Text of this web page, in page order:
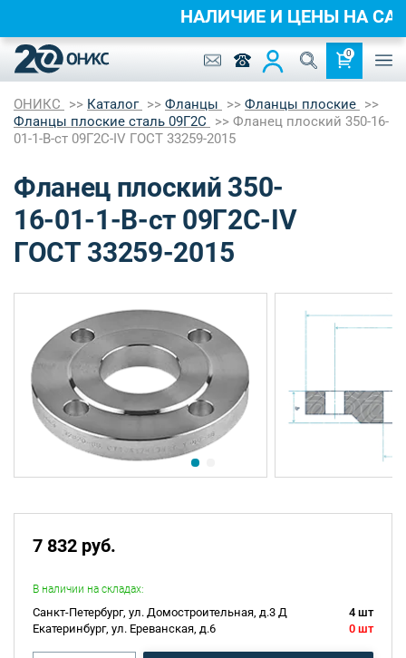
0
ОНИКС Каталог Фланцы
Фланцы плоские
Фланцы плоские сталь 09Г2С
Фланец плоский 350-16-
01-1-B-ст 09Г2С-IV ГОСТ 33259-2015
Фланец плоский 350-
16-01-1-B-ст 09Г2С-IV
ГОСТ 33259-2015
7 832 руб.
В наличии на складах:
Санкт-Петербург, ул. Домостроительная, д.3 Д
4 шт
Екатеринбург, ул. Ереванская, д.6
0 шт
НАЛИЧИЕ И ЦЕНЫ НА